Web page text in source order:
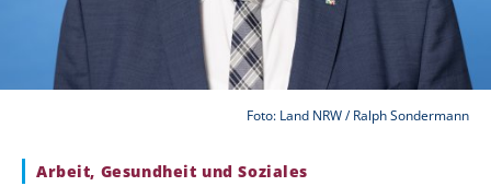
Foto: Land NRW / Ralph Sondermann
Arbeit, Gesundheit und Soziales